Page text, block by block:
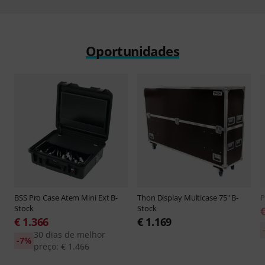
Oportunidades
BSS Pro Case Atem Mini Ext B-
Stock
€ 1.366
30 dias de melhor
preço: € 1.466
-7%
Thon Display Multicase 75" B-
Stock
€ 1.169